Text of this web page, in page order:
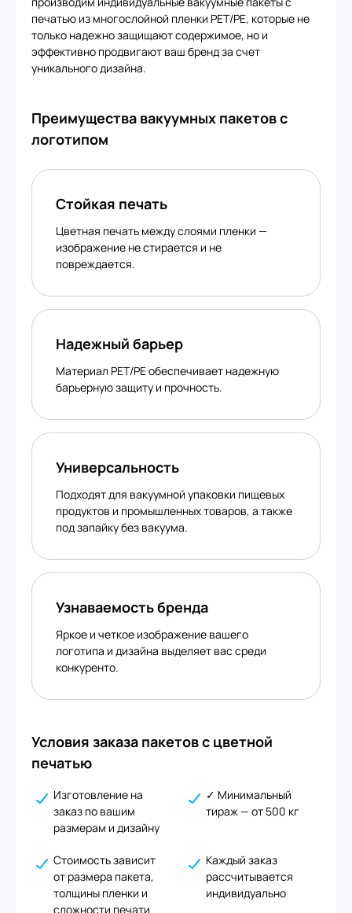
печатью из многослойной пленки PET/PE, которые не
только надежно защищают содержимое, но и
эффективно продвигают ваш бренд за счет
уникального дизайна.
Преимущества вакуумных пакетов с
логотипом
Стойкая печать
Цветная печать между слоями пленки —
изображение не стирается и не
повреждается.
Надежный барьер
Материал PET/PE обеспечивает надежную
барьерную защиту и прочность.
Универсальность
Подходят для вакуумной упаковки пищевых
продуктов и промышленных товаров, а также
под запайку без вакуума.
Узнаваемость бренда
Яркое и четкое изображение вашего
логотипа и дизайна выделяет вас среди
конкуренто.
Условия заказа пакетов с цветной
печатью
Изготовление на
заказ по вашим
размерам и дизайну
✓ Минимальный
тираж — от 500 кг
Стоимость зависит
от размера пакета,
толщины пленки и
сложности печати
Каждый заказ
рассчитывается
индивидуально